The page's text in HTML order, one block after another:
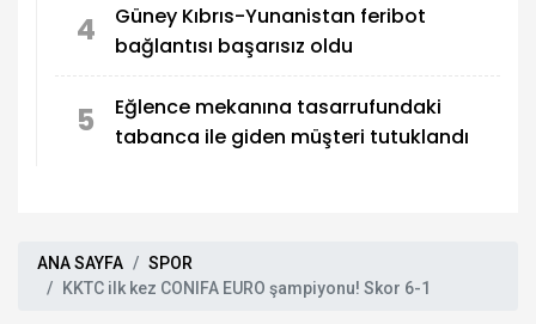
4
Güney Kıbrıs-Yunanistan feribot
bağlantısı başarısız oldu
5
Eğlence mekanına tasarrufundaki
tabanca ile giden müşteri tutuklandı
ANA SAYFA
SPOR
KKTC ilk kez CONIFA EURO şampiyonu! Skor 6-1